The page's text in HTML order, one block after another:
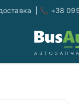
| 📞 +38
з нами